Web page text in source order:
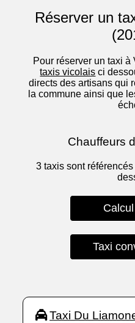
Réserver un
Pour réserver un taxi à
taxis vicolais ci
directs des artisans qui
la commune ainsi que
Chauffeurs
3 taxis sont
Taxi
Taxi Du